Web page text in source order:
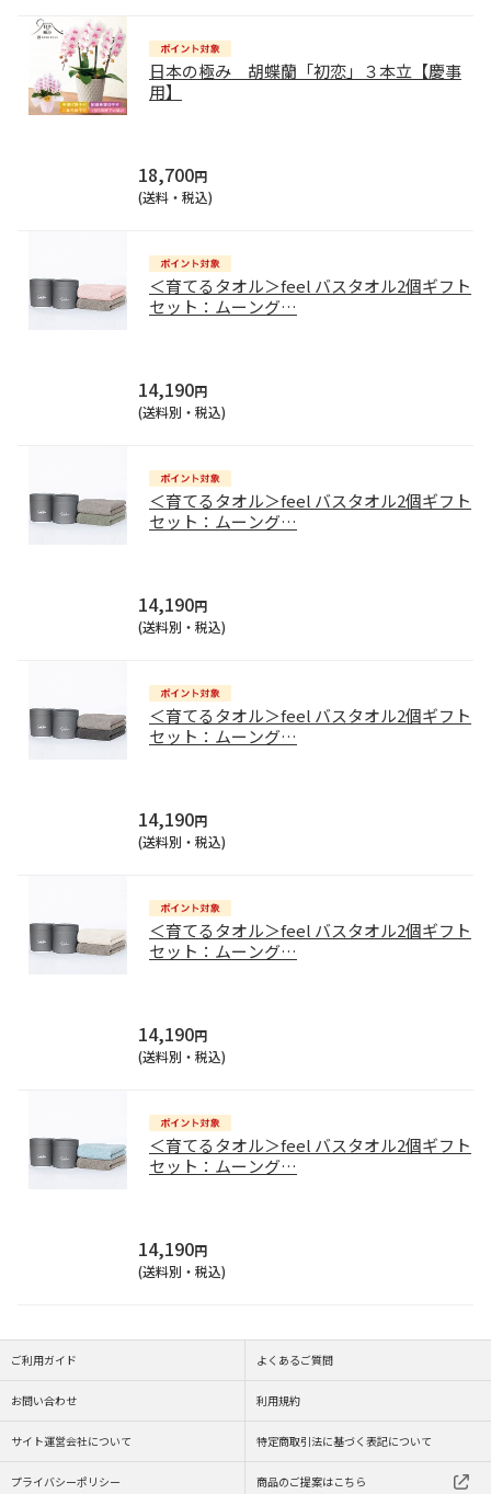
日本の極み 胡蝶蘭「初恋」３本立【慶事
用】
18,700円
(送料・税込)
＜育てるタオル＞feel バスタオル2個ギフト
セット：ムーング…
14,190円
(送料別・税込)
＜育てるタオル＞feel バスタオル2個ギフト
セット：ムーング…
14,190円
(送料別・税込)
＜育てるタオル＞feel バスタオル2個ギフト
セット：ムーング…
14,190円
(送料別・税込)
＜育てるタオル＞feel バスタオル2個ギフト
セット：ムーング…
14,190円
(送料別・税込)
＜育てるタオル＞feel バスタオル2個ギフト
セット：ムーング…
14,190円
(送料別・税込)
ご利用ガイド よくあるご質問
お問い合わせ 利用規約
サイト運営会社について 特定商取引法に基づく表記について
プライバシーポリシー 商品のご提案はこちら